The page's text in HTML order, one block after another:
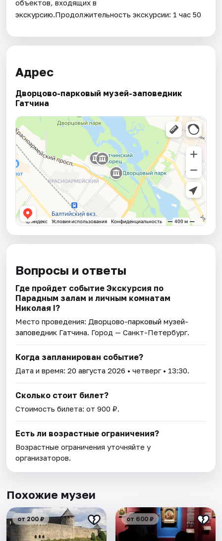
объектов, входящих в
экскурсию.Продолжительность экскурсии: 1 час 50
Адрес
Дворцово-парковый музей-заповедник
Гатчина
Вопросы и ответы
Где пройдет событие Экскурсия по
Парадным залам и личным комнатам
Николая I?
Место проведения: Дворцово-парковый музей-
заповедник Гатчина. Город — Санкт-Петербург.
Когда запланирован событие?
Дата и время:20 августа 2026 • четверг • 13:30.
Сколько стоит билет?
Стоимость билета: от 900 ₽.
Есть ли возрастные ограничения?
Возрастные ограничения уточняйте у
организаторов.
Похожие музеи
от 200 ₽ от 600 ₽